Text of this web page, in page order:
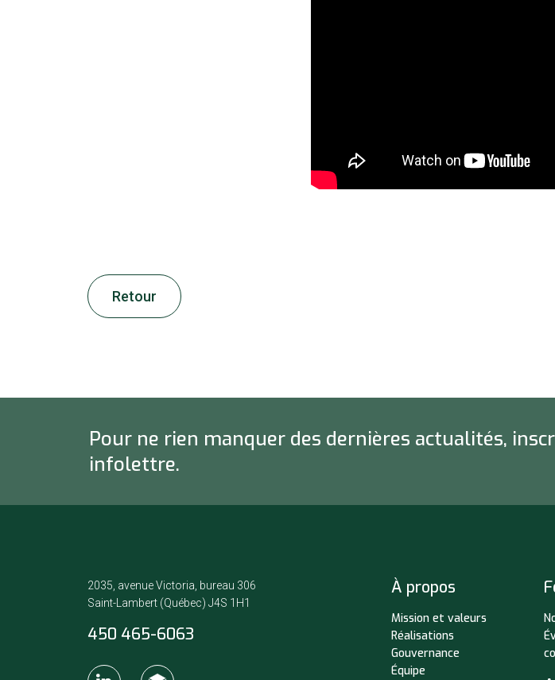
Retour
Pour ne rien manquer des dernières actualités,
infolettre.
2035, avenue Victoria, bureau 306
Saint-Lambert (Québec) J4S 1H1
450 465-6063
À propos
Mission et valeurs
Réalisations
Gouvernance
Équipe